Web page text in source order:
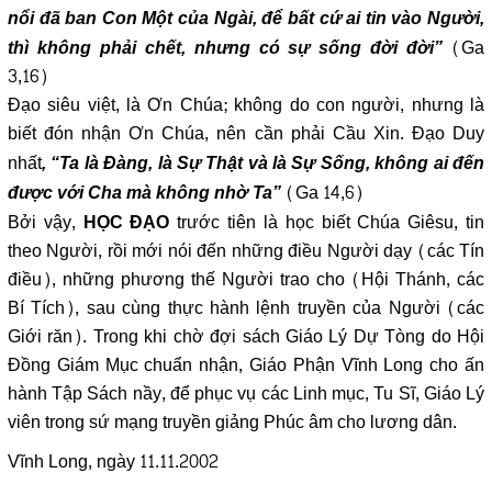
nổi đã ban Con Một của Ngài, để bất cứ ai tin vào Người,
thì không phải chết, nhưng có sự sống đời đời” (Ga
3,16)
Đạo siêu việt, là Ơn Chúa; không do con người, nhưng là
biết đón nhận Ơn Chúa, nên cần phải Cầu Xin. Đạo Duy
nhất, “Ta là Đàng, là Sự Thật và là Sự Sống, không ai đến
được với Cha mà không nhờ Ta” (Ga 14,6)
Bởi vậy, HỌC ĐẠO trước tiên là học biết Chúa Giêsu, tin
theo Người, rồi mới nói đến những điều Người dạy (các Tín
điều), những phương thế Người trao cho (Hội Thánh, các
Bí Tích), sau cùng thực hành lệnh truyền của Người (các
Giới răn). Trong khi chờ đợi sách Giáo Lý Dự Tòng do Hội
Đồng Giám Mục chuẩn nhận, Giáo Phận Vĩnh Long cho ấn
hành Tập Sách nầy, để phục vụ các Linh mục, Tu Sĩ, Giáo Lý
viên trong sứ mạng truyền giảng Phúc âm cho lương dân.
Vĩnh Long, ngày 11.11.2002